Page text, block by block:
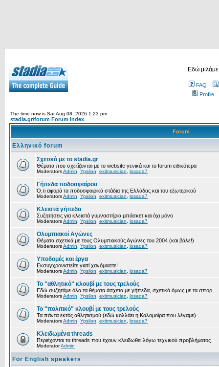
Εδώ
FAQ
Profile
The time now is Sat Aug 08, 2026 1:23 pm
stadia.gr/forum Forum Index
Forum
Ελληνικό forum
Σχετικά με το stadia.gr
Θέματα που σχετίζονται με το website γενικά και το forum ειδικότερα
ModeratorsAdmin Ypsilon exitmusician losada7
Γήπεδα ποδοσφαίρου
Ό,τι αφορά τα ποδοσφαιρικά στάδια της Ελλάδας και του εξωτερικού
ModeratorsAdmin Ypsilon exitmusician losada7
Κλειστά γήπεδα
Συζητήσεις για κλειστά γυμναστήρια μπάσκετ και όχι μόνο
ModeratorsAdmin Ypsilon exitmusician losada7
Ολυμπιακοί Αγώνες
Θέματα σχετικά με τους Ολυμπιακούς Αγώνες του 2004 (και βάλε!)
ModeratorsAdmin Ypsilon exitmusician losada7
Υποδομές και έργα
Εκσυγχρονιστείτε γιατί χανόμαστε!
ModeratorsAdmin Ypsilon exitmusician losada7
Το "αθλητικό" κλουβί με τους τρελούς
Εδώ συζητάμε όλα τα θέματα άσχετα με γήπεδα, σχετικά όμως με τα σπορ
ModeratorsAdmin Ypsilon exitmusician losada7
Το "πολιτικό" κλουβί με τους τρελούς
Τα πάντα εκτός αθλητισμού (εδώ κολλάει η Καλομοίρα που λέγαμε)
ModeratorsAdmin Ypsilon exitmusician losada7
Κλειδωμένα threads
Περιέχονται τα threads που έχουν κλειδωθεί λόγω τεχνικού προβλήματος
ModeratorAdmin
For English speakers